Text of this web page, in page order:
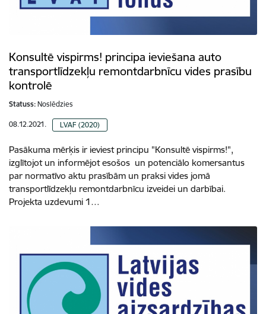
Konsultē vispirms! principa ieviešana auto
transportlīdzekļu remontdarbnīcu vides prasību
kontrolē
Statuss: Noslēdzies
08.12.2021. LVAF (2020)
Pasākuma mērķis ir ieviest principu "Konsultē vispirms!",
izglītojot un informējot esošos un potenciālo komersantus
par normatīvo aktu prasībām un praksi vides jomā
transportlīdzekļu remontdarbnīcu izveidei un darbībai.
Projekta uzdevumi 1…